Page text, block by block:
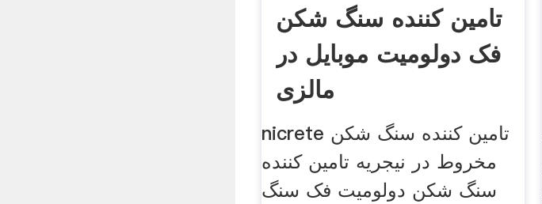
تامین کننده سنگ شکن
فک دولومیت موبایل در
مالزی
nicrete تامین کننده سنگ شکن
مخروط در نیجریه تامین کننده
سنگ شکن دولومیت فک سنگ